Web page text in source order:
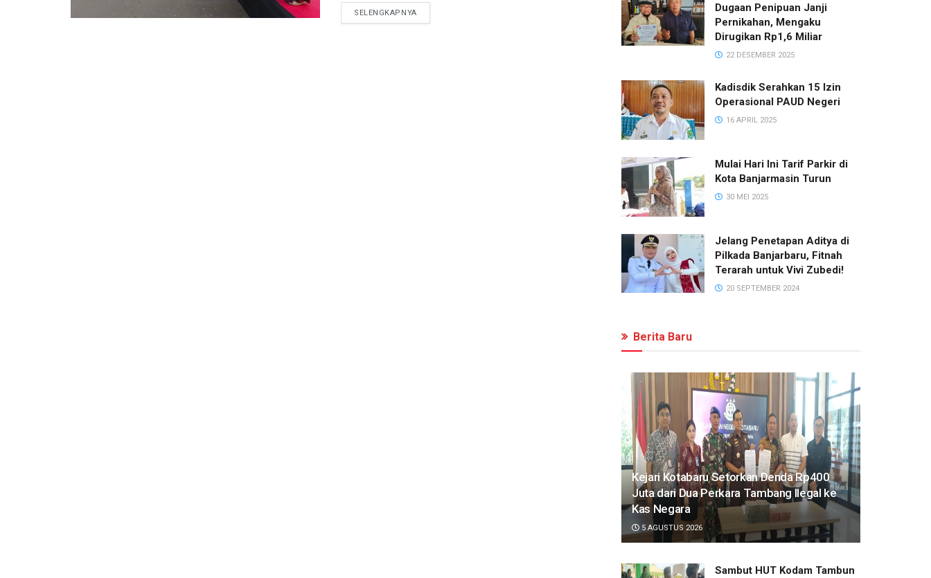
SELENGKAPNYA
Dugaan Penipuan Janji
Pernikahan, Mengaku
Dirugikan Rp1,6 Miliar
22 DESEMBER 2025
Kadisdik Serahkan 15 Izin
Operasional PAUD Negeri
16 APRIL 2025
Mulai Hari Ini Tarif Parkir di
Kota Banjarmasin Turun
30 MEI 2025
Jelang Penetapan Aditya di
Pilkada Banjarbaru, Fitnah
Terarah untuk Vivi Zubedi!
20 SEPTEMBER 2024
Berita Baru
Kejari Kotabaru Setorkan Denda Rp400
Juta dari Dua Perkara Tambang Ilegal ke
Kas Negara
5 AGUSTUS 2026
Sambut HUT Kodam Tambun